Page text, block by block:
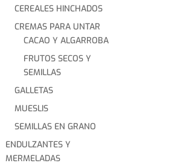
CEREALES HINCHADOS
CREMAS PARA UNTAR
CACAO Y ALGARROBA
FRUTOS SECOS Y
SEMILLAS
GALLETAS
MUESLIS
SEMILLAS EN GRANO
ENDULZANTES Y
MERMELADAS